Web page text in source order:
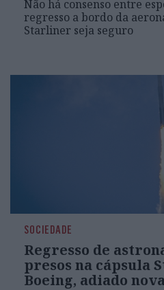
Não há consenso entre
regresso a bordo da
Starliner seja seguro
SOCIEDADE
Regresso de
presos na cápsula
Boeing, adiado